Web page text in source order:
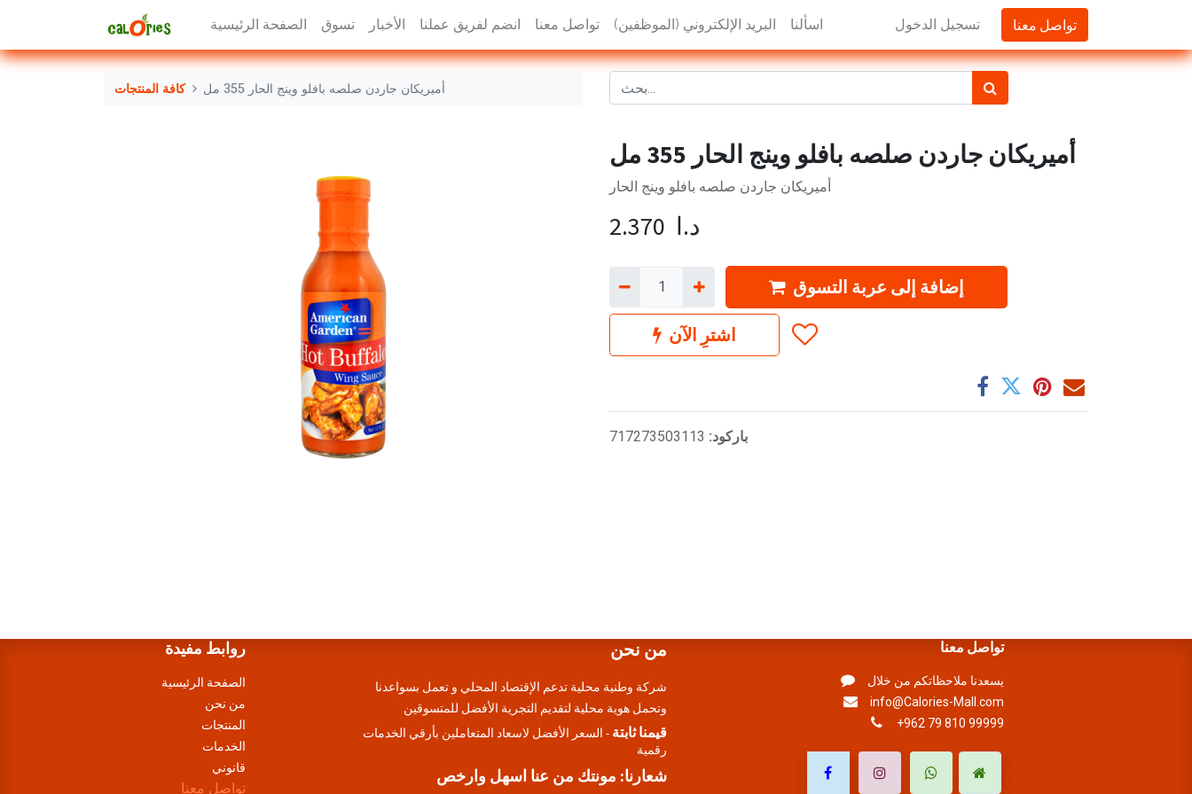
الصفحة الرئيسية تسوق الأخبار انضم لفريق عملنا تواصل معنا البريد الإلكتروني (الموظفين) اسألنا تسجيل الدخول تواصل معنا
كافة المنتجات أميريكان جاردن صلصه بافلو وينج الحار 355 مل
أميريكان جاردن صلصه بافلو وينج الحار 355 مل
أميريكان جاردن صلصه بافلو وينج الحار
2.370 د.ا
إضافة إلى عربة التسوق
اشترِ الآن
باركود: 717273503113
روابط مفيدة
الصفحة الرئيسية
من نحن
المنتجات
الخدمات
قانوني
تواصل معنا
من نحن
شركة وطنية محلية تدعم الإقتصاد المحلي و تعمل بسواعدنا
وتحمل هوية محلية لتقديم التجرية الأفضل للمتسوقين
قيمنا ثابتة - السعر الأفضل لاسعاد المتعاملين بأرقي الخدمات
رقمية
شعارنا: مونتك من عنا اسهل وارخص
تواصل معنا
يسعدنا ملاحظاتكم من خلال
info@Calories-Mall.com
+962 79 810 99999